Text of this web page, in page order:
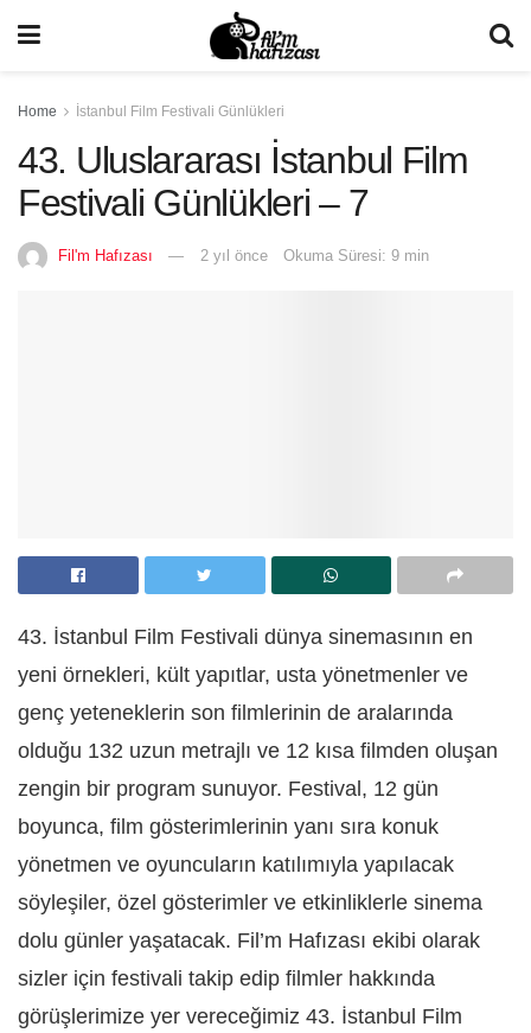
Home İstanbul Film Festivali Günlükleri
43. Uluslararası İstanbul Film
Festivali Günlükleri – 7
Fil'm Hafızası 2 yıl önce Okuma Süresi: 9 min
43. İstanbul Film Festivali dünya sinemasının en
yeni örnekleri, kült yapıtlar, usta yönetmenler ve
genç yeteneklerin son filmlerinin de aralarında
olduğu 132 uzun metrajlı ve 12 kısa filmden oluşan
zengin bir program sunuyor. Festival, 12 gün
boyunca, film gösterimlerinin yanı sıra konuk
yönetmen ve oyuncuların katılımıyla yapılacak
söyleşiler, özel gösterimler ve etkinliklerle sinema
dolu günler yaşatacak. Fil’m Hafızası ekibi olarak
sizler için festivali takip edip filmler hakkında
görüşlerimize yer vereceğimiz 43. İstanbul Film